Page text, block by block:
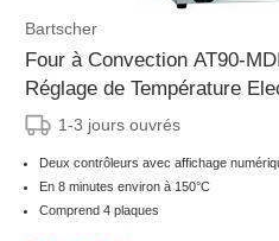
Bartscher
Four à Convection AT90-
Réglage de Température
595x615x(H)580mm
1-3 jours ouvrés
Deux contrôleurs avec affichage
En 8 minutes environ à 150°C
Comprend 4 plaques